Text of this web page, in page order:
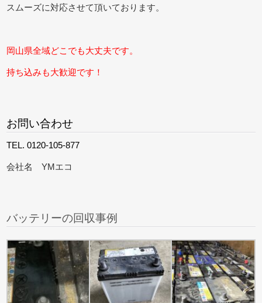
スムーズに対応させて頂いております。
岡山県全域どこでも大丈夫です。
持ち込みも大歓迎です！
お問い合わせ
TEL. 0120-105-877
会社名 YMエコ
バッテリーの回収事例